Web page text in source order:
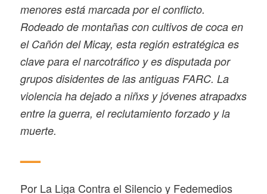
menores está marcada por el conflicto.
Rodeado de montañas con cultivos de coca en
el Cañón del Micay, esta región estratégica es
clave para el narcotráfico y es disputada por
grupos disidentes de las antiguas FARC. La
violencia ha dejado a niñxs y jóvenes atrapadxs
entre la guerra, el reclutamiento forzado y la
muerte.
—
Por La Liga Contra el Silencio y Fedemedios